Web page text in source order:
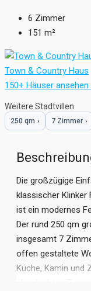
6 Zimmer
151 m²
Town & Country Haus
150+ Häuser ansehen
Weitere Stadtvillen
250 qm › 7 Zimmer ›
Die großzügige
klassischer Klinker
ist ein modernes
Der rund 250 qm
insgesamt 7
offen gestaltete
Küche, Kamin und